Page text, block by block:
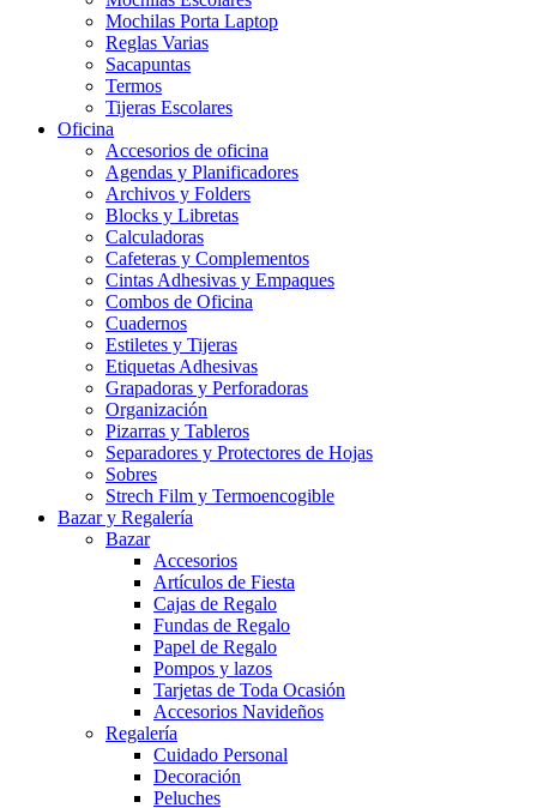
Mochilas Porta Laptop
Reglas Varias
Sacapuntas
Termos
Tijeras Escolares
Oficina
Accesorios de oficina
Agendas y Planificadores
Archivos y Folders
Blocks y Libretas
Calculadoras
Cafeteras y Complementos
Cintas Adhesivas y Empaques
Combos de Oficina
Cuadernos
Estiletes y Tijeras
Etiquetas Adhesivas
Grapadoras y Perforadoras
Organización
Pizarras y Tableros
Separadores y Protectores de Hojas
Sobres
Strech Film y Termoencogible
Bazar y Regalería
Bazar
Accesorios
Artículos de Fiesta
Cajas de Regalo
Fundas de Regalo
Papel de Regalo
Pompos y lazos
Tarjetas de Toda Ocasión
Accesorios Navideños
Regalería
Cuidado Personal
Decoración
Peluches